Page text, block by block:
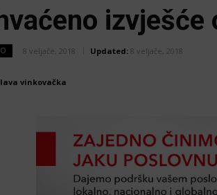
izvješće
8 veljače, 2018 Updated: 8 veljače, 2018
vinkovačka